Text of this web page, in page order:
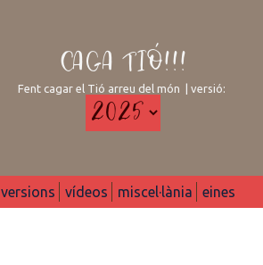
CAGA TIÓ!!!
Fent cagar el Tió arreu del món | versió:
versions vídeos miscel·lània eines